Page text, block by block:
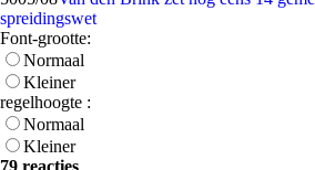
spreidingswet
Font-grootte:
Normaal
Kleiner
regelhoogte :
Normaal
Kleiner
79 reacties